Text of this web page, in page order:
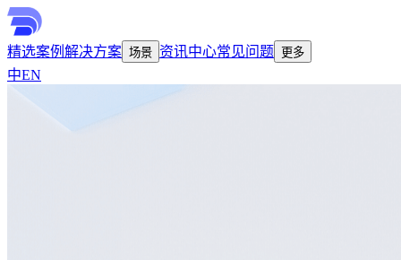
精选案例 解决方案 场景 资讯中心常见问题 更多
中EN